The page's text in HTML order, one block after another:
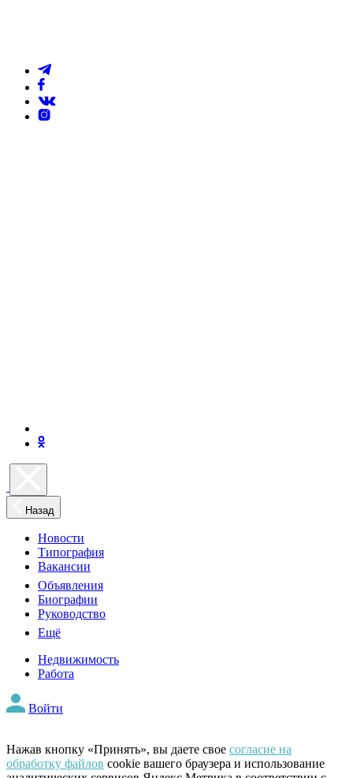
Назад
Новости
Типография
Вакансии
Объявления
Биографии
Руководство
Ещё
Недвижимость
Работа
Войти
Нажав кнопку «Принять», вы даете свое согласие на
обработку файлов cookie вашего браузера и использование